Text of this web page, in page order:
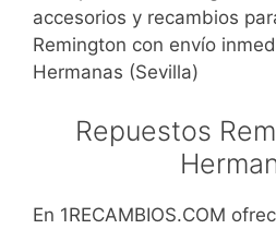
accesorios y recambios
Remington con envío
Hermanas (Sevilla)
Repuestos
En 1RECAMBIOS.COM